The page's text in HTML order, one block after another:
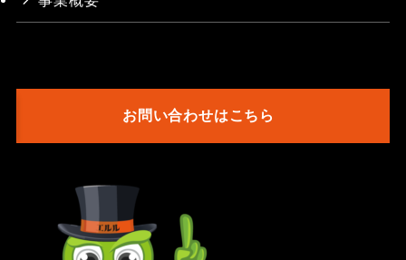
お問い合わせはこちら